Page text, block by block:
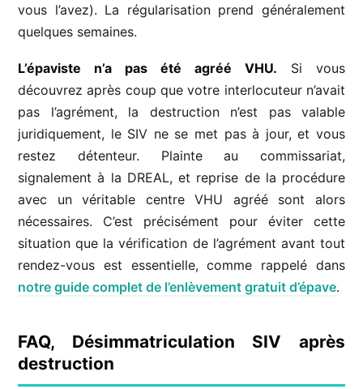
vous l’avez). La régularisation prend généralement
quelques semaines.
L’épaviste n’a pas été agréé VHU. Si vous
découvrez après coup que votre interlocuteur n’avait
pas l’agrément, la destruction n’est pas valable
juridiquement, le SIV ne se met pas à jour, et vous
restez détenteur. Plainte au commissariat,
signalement à la DREAL, et reprise de la procédure
avec un véritable centre VHU agréé sont alors
nécessaires. C’est précisément pour éviter cette
situation que la vérification de l’agrément avant tout
rendez-vous est essentielle, comme rappelé dans
notre guide complet de l’enlèvement gratuit d’épave.
FAQ, Désimmatriculation SIV après
destruction